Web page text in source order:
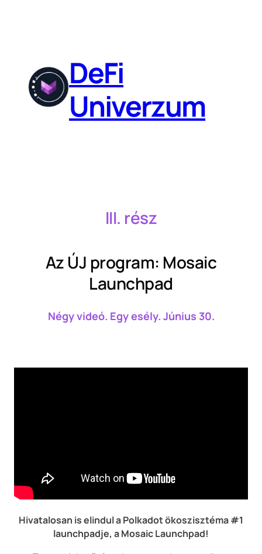
DeFi
Univerzum
III. rész
Az ÚJ program: Mosaic
Launchpad
Négy videó. Egy esély. Június 30.
Hivatalosan iselindul a Polkadot ökoszisztéma #1
launchpadje, a Mosaic Launchpad!